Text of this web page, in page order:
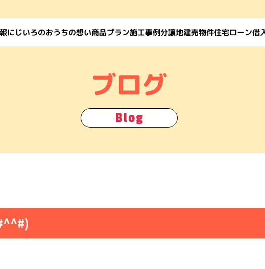
にじいろのおうちの想い商品プラン施工事例分譲地建売物件住宅ローン借
ブログ
Blog